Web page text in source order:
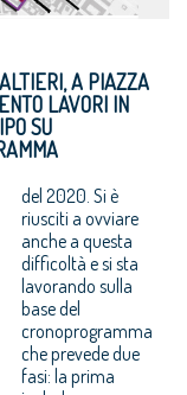
A PIAZZA
LAVORI IN
SU
del 2020. Si è
riusciti a ovviare
anche a questa
difficoltà e si sta
lavorando sulla
base del
cronoprogramma
che prevede due
fasi: la prima